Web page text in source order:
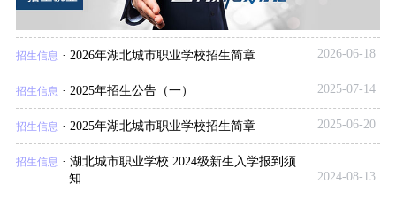
招生信息 · 2026年湖北城市职业学校招生简章 2026-06-18
招生信息 · 2025年招生公告（一） 2025-07-14
招生信息 · 2025年湖北城市职业学校招生简章 2025-06-20
招生信息 · 湖北城市职业学校 2024级新生入学报到须
知
2024-08-13